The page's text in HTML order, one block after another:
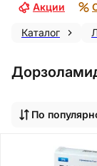
Акции
Каталог
По